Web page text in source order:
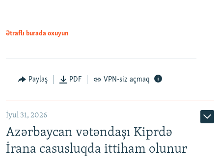
Ətraflı burada oxuyun
Paylaş PDF VPN-siz açmaq
İyul 31, 2026
Azərbaycan vətəndaşı Kiprdə
İrana casusluqda ittiham olunur